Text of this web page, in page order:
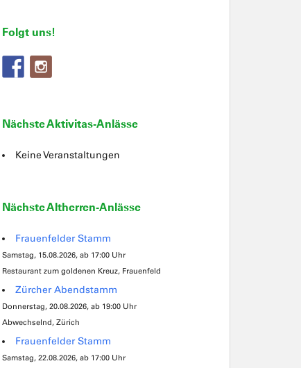
Folgt uns!
Nächste Aktivitas-Anlässe
Keine Veranstaltungen
Nächste Altherren-Anlässe
Frauenfelder Stamm
Samstag, 15.08.2026, ab 17:00 Uhr
Restaurant zum goldenen Kreuz, Frauenfeld
Zürcher Abendstamm
Donnerstag, 20.08.2026, ab 19:00 Uhr
Abwechselnd, Zürich
Frauenfelder Stamm
Samstag, 22.08.2026, ab 17:00 Uhr